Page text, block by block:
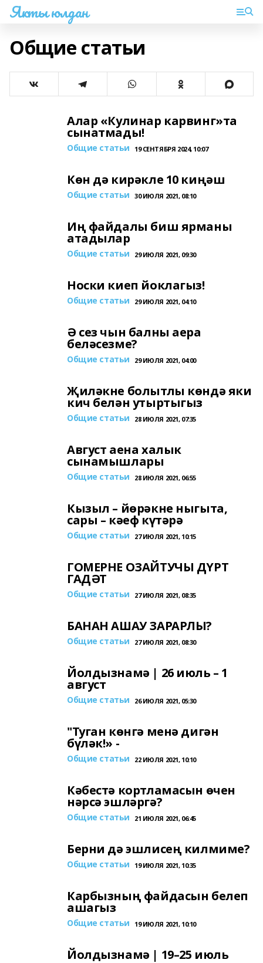
Якты юлдан
Общие статьи
Алар «Кулинар карвинг»та
сынатмады!
Общие статьи 19 СЕНТЯБРЯ 2024, 10:07
Көн дә кирәкле 10 киңәш
Общие статьи 30 ИЮЛЯ 2021, 08:10
Иң файдалы биш ярманы
атадылар
Общие статьи 29 ИЮЛЯ 2021, 09:30
Носки киеп йоклагыз!
Общие статьи 29 ИЮЛЯ 2021, 04:10
Ә сез чын балны аера
беләсезме?
Общие статьи 29 ИЮЛЯ 2021, 04:00
Җиләкне болытлы көндә яки
кич белән утыртыгыз
Общие статьи 28 ИЮЛЯ 2021, 07:35
Август аена халык
сынамышлары
Общие статьи 28 ИЮЛЯ 2021, 06:55
Кызыл – йөрәкне ныгыта,
сары – кәеф күтәрә
Общие статьи 27 ИЮЛЯ 2021, 10:15
ГОМЕРНЕ ОЗАЙТУЧЫ ДҮРТ
ГАДӘТ
Общие статьи 27 ИЮЛЯ 2021, 08:35
БАНАН АШАУ ЗАРАРЛЫ?
Общие статьи 27 ИЮЛЯ 2021, 08:30
Йолдызнамә | 26 июль – 1
август
Общие статьи 26 ИЮЛЯ 2021, 05:30
"Туган көнгә менә дигән
бүләк!» -
Общие статьи 22 ИЮЛЯ 2021, 10:10
Кәбестә кортламасын өчен
нәрсә эшләргә?
Общие статьи 21 ИЮЛЯ 2021, 06:45
Берни дә эшлисең килмиме?
Общие статьи 19 ИЮЛЯ 2021, 10:35
Карбызның файдасын белеп
ашагыз
Общие статьи 19 ИЮЛЯ 2021, 10:10
Йолдызнамә | 19–25 июль